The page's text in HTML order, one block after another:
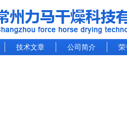
技术文章 公司简介 荣